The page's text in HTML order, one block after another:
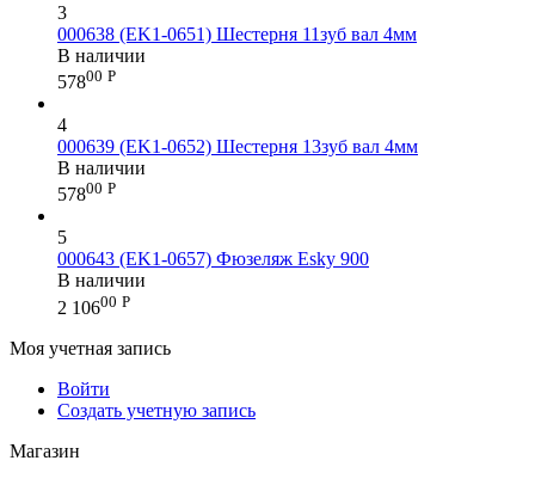
3
000638 (EK1-0651) Шестерня 11зуб вал 4мм
В наличии
57800 Р
4
000639 (EK1-0652) Шестерня 13зуб вал 4мм
В наличии
57800 Р
5
000643 (EK1-0657) Фюзеляж Esky 900
В наличии
2 10600 Р
Моя учетная запись
Войти
Создать учетную запись
Магазин